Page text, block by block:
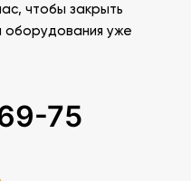
чтобы закрыть
оборудования уже
75